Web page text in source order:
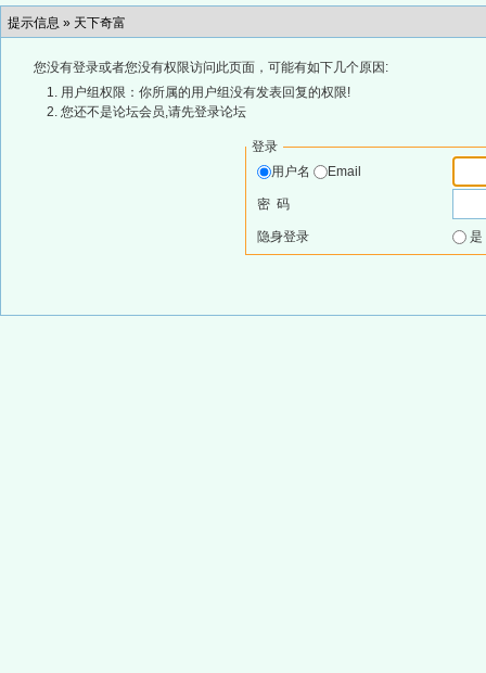
提示信息 » 天下奇富
您没有登录或者您没有权限访问此页面，可能有如下几个原因:
用户组权限：你所属的用户组没有发表回复的权限!
您还不是论坛会员,请先登录论坛
登录
用户名
Email
密 码
隐身登录